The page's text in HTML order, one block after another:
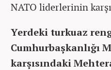
NATO liderlerinin
Yerdeki turkuaz
Cumhurbaşkanlığı
karşısındaki